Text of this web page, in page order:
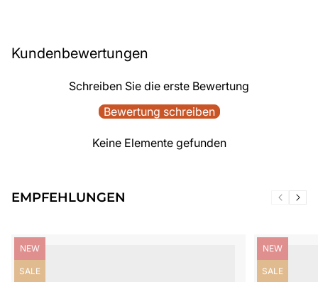
Kundenbewertungen
Schreiben Sie die erste Bewertung
Bewertung schreiben
Keine Elemente gefunden
EMPFEHLUNGEN
Produktbezeichnung:
NEW
Produktbezeichnung:
SALE
NEW
SALE